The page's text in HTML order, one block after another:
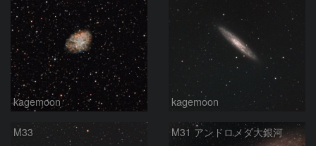
kagemoon kagemoon
M33 M31 アンドロメダ大銀河